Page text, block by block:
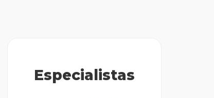
Especialistas